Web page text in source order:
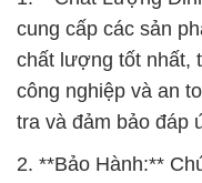
cung cấp các sản
chất lượng tốt nhất,
công nghiệp và an
tra và đảm bảo đáp
2. **Bảo Hành:**